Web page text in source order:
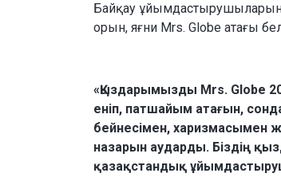
Байқау
орын, яғни Mrs. Globe атағы
«Қыздарымызды Mrs. Globe
еніп, патшайым атағын,
бейнесімен, харизмасымен
назарын аударды. Біздің
қазақстандық